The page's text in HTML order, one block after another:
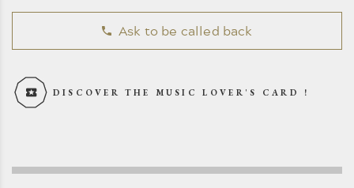
Ask to be called back
DISCOVER THE MUSIC LOVER'S CARD !